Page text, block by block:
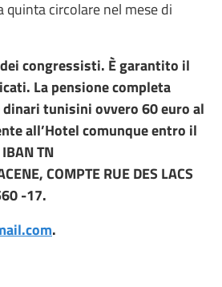
circolare nel mese di
congressisti. È garantito il
La pensione completa
dinari tunisini ovvero 60 euro al
all’Hotel comunque entro il
TN
COMPTE RUE DES LACS
-17.
.